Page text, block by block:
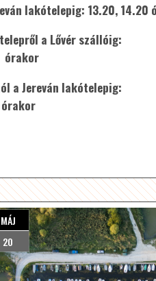
lakótelepig: 13.20, 14.20
a Lővér szállóig:
órakor
a Jereván lakótelepig:
órakor
MÁJ
20